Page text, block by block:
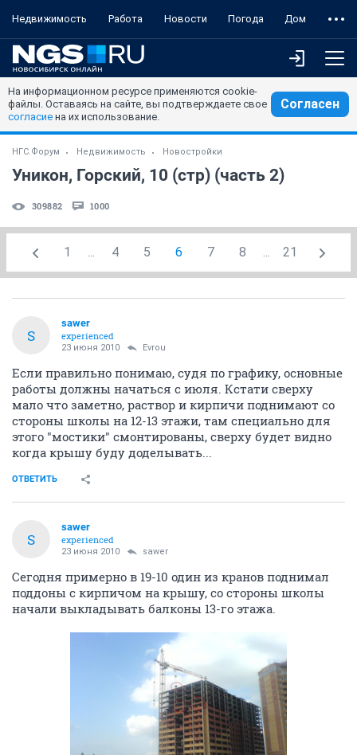
Недвижимость Работа Новости Погода Дом
На информационном ресурсе применяются cookie-
файлы. Оставаясь на сайте, вы подтверждаете свое
согласие на их использование.
Согласен
НГС.Форум Недвижимость Новостройки
Уникон, Горский, 10 (стр) (часть 2)
309882 1000
1 ... 4 5 6 7 8 ... 21
S
sawer
experienced
23 июня 2010 Evrou
Если правильно понимаю, судя по графику, основные
работы должны начаться с июля. Кстати сверху
мало что заметно, раствор и кирпичи поднимают со
стороны школы на 12-13 этажи, там специально для
этого "мостики" смонтированы, сверху будет видно
когда крышу буду доделывать...
ОТВЕТИТЬ
S
sawer
experienced
23 июня 2010 sawer
Сегодня примерно в 19-10 один из кранов поднимал
поддоны с кирпичом на крышу, со стороны школы
начали выкладывать балконы 13-го этажа.